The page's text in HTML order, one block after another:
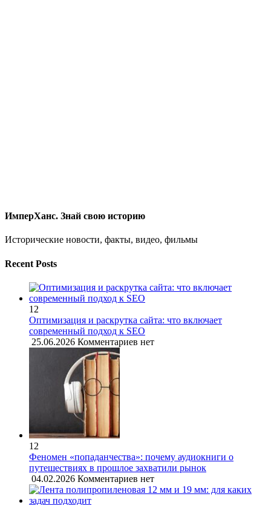
ИмперХанс. Знай свою историю
Исторические новости, факты, видео, фильмы
Recent Posts
12
Оптимизация и раскрутка сайта: что включает
современный подход к SEO
25.06.2026 Комментариев нет
12
Феномен «попаданчества»: почему аудиокниги о
путешествиях в прошлое захватили рынок
04.02.2026 Комментариев нет